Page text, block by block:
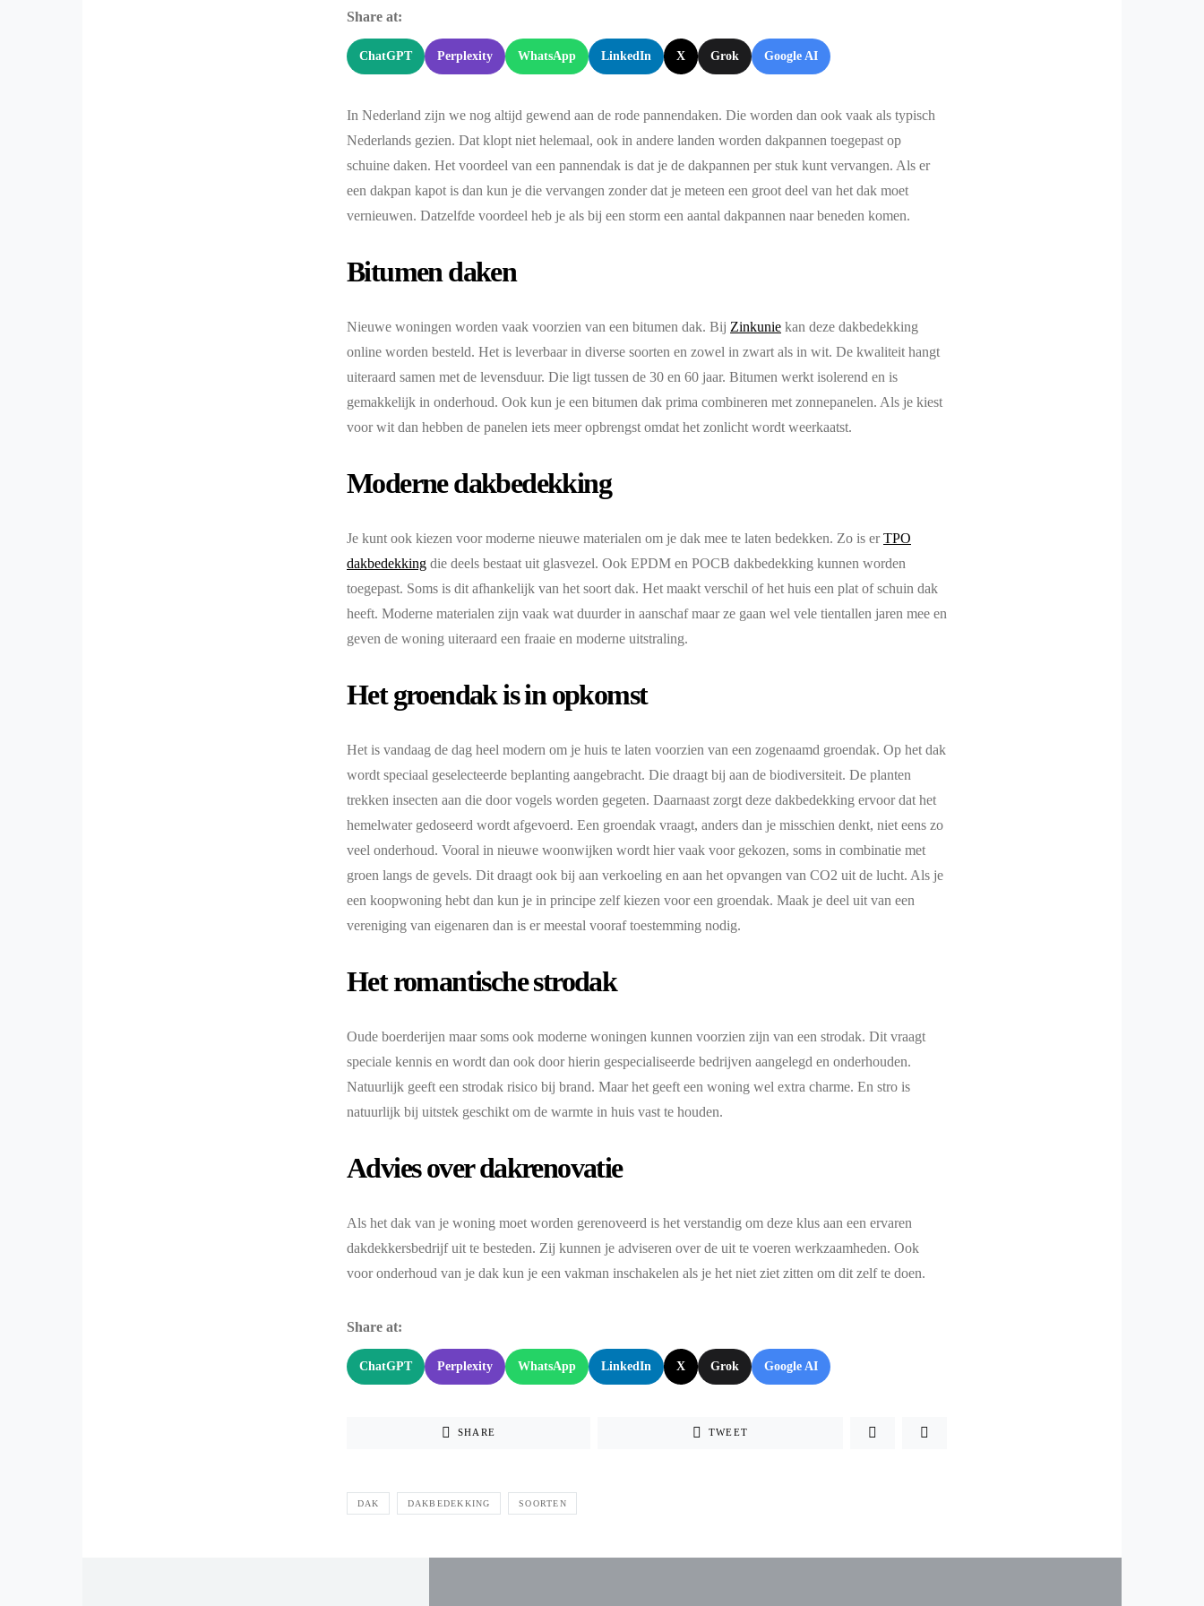
Share at:
ChatGPT Perplexity WhatsApp LinkedIn X Grok Google AI
In Nederland zijn we nog altijd gewend aan de rode pannendaken. Die worden dan ook vaak als typisch
Nederlands gezien. Dat klopt niet helemaal, ook in andere landen worden dakpannen toegepast op
schuine daken. Het voordeel van een pannendak is dat je de dakpannen per stuk kunt vervangen. Als er
een dakpan kapot is dan kun je die vervangen zonder dat je meteen een groot deel van het dak moet
vernieuwen. Datzelfde voordeel heb je als bij een storm een aantal dakpannen naar beneden komen.
Bitumen daken
Nieuwe woningen worden vaak voorzien van een bitumen dak. Bij Zinkunie kan deze dakbedekking
online worden besteld. Het is leverbaar in diverse soorten en zowel in zwart als in wit. De kwaliteit hangt
uiteraard samen met de levensduur. Die ligt tussen de 30 en 60 jaar. Bitumen werkt isolerend en is
gemakkelijk in onderhoud. Ook kun je een bitumen dak prima combineren met zonnepanelen. Als je kiest
voor wit dan hebben de panelen iets meer opbrengst omdat het zonlicht wordt weerkaatst.
Moderne dakbedekking
Je kunt ook kiezen voor moderne nieuwe materialen om je dak mee te laten bedekken. Zo is erTPO
dakbedekking die deels bestaat uit glasvezel. Ook EPDM en POCB dakbedekking kunnen worden
toegepast. Soms is dit afhankelijk van het soort dak. Het maakt verschil of het huis een plat of schuin dak
heeft. Moderne materialen zijn vaak wat duurder in aanschaf maar ze gaan wel vele tientallen jaren mee en
geven de woning uiteraard een fraaie en moderne uitstraling.
Het groendak is in opkomst
Het is vandaag de dag heel modern om je huis te laten voorzien van een zogenaamd groendak. Op het dak
wordt speciaal geselecteerde beplanting aangebracht. Die draagt bij aan de biodiversiteit. De planten
trekken insecten aan die door vogels worden gegeten. Daarnaast zorgt deze dakbedekking ervoor dat het
hemelwater gedoseerd wordt afgevoerd. Een groendak vraagt, anders dan je misschien denkt, niet eens zo
veel onderhoud. Vooral in nieuwe woonwijken wordt hier vaak voor gekozen, soms in combinatie met
groen langs de gevels. Dit draagt ook bij aan verkoeling en aan het opvangen van CO2 uit de lucht. Als je
een koopwoning hebt dan kun je in principe zelf kiezen voor een groendak. Maak je deel uit van een
vereniging van eigenaren dan is er meestal vooraf toestemming nodig.
Het romantische strodak
Oude boerderijen maar soms ook moderne woningen kunnen voorzien zijn van een strodak. Dit vraagt
speciale kennis en wordt dan ook door hierin gespecialiseerde bedrijven aangelegd en onderhouden.
Natuurlijk geeft een strodak risico bij brand. Maar het geeft een woning wel extra charme. En stro is
natuurlijk bij uitstek geschikt om de warmte in huis vast te houden.
Advies over dakrenovatie
Als het dak van je woning moet worden gerenoveerd is het verstandig om deze klus aan een ervaren
dakdekkersbedrijf uit te besteden. Zij kunnen je adviseren over de uit te voeren werkzaamheden. Ook
voor onderhoud van je dak kun je een vakman inschakelen als je het niet ziet zitten om dit zelf te doen.
Share at:
ChatGPT Perplexity WhatsApp LinkedIn X Grok Google AI
SHARE TWEET
DAK DAKBEDEKKING SOORTEN